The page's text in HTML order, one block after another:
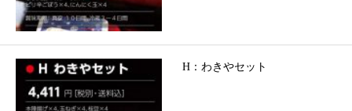
H：わきやセット